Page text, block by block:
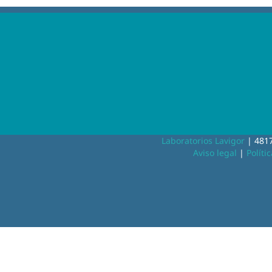
Laboratorios Lavigor |
Aviso legal |